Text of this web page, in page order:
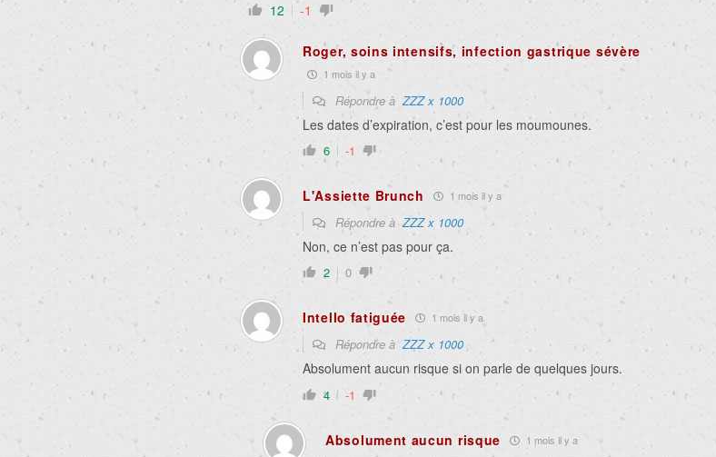
12 -1
Roger, soins intensifs, infection gastrique sévère
1 mois il y a
Répondre àZZZ x 1000
Les dates d’expiration, c’est pour les moumounes.
6 -1
L'Assiette Brunch 1 mois il y a
Répondre àZZZ x 1000
Non, ce n’est pas pour ça.
2 0
Intello fatiguée 1 mois il y a
Répondre àZZZ x 1000
Absolument aucun risque si on parle de quelques jours.
4 -1
Absolument aucun risque 1 mois il y a